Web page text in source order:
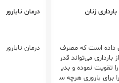
زنان
داده است که مصرف
می‌تواند قدر
تقویت نموده و بدی
برای باروری هرچه س
درمان ناباروری
درمان ناباروری